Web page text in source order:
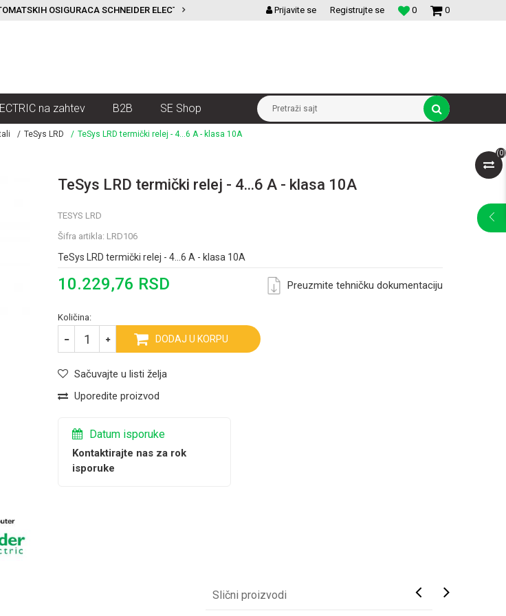
OSIGURACA SCHNEIDER ELECTRIC VELIKI IZBOR MODULARNIH PREKIDACA I UTICNICA 0
0
Prijavite se Registrujte se
na zahtev B2B SE Shop Pretraži sajt
(0)
TeSys LRD TeSys LRD termički relej - 4...6 A - klasa 10A
TeSys LRD termički relej - 4...6 A - klasa 10A
TESYS LRD
Šifra artikla: LRD106
TeSys LRD termički relej - 4...6 A - klasa 10A
Preuzmite tehničku dokumentaciju
10.229,76 RSD
Količina:
DODAJ U KORPU
Sačuvajte u listi želja
Uporedite proizvod
Datum isporuke
Kontaktirajte nas za rok
isporuke
Slični proizvodi